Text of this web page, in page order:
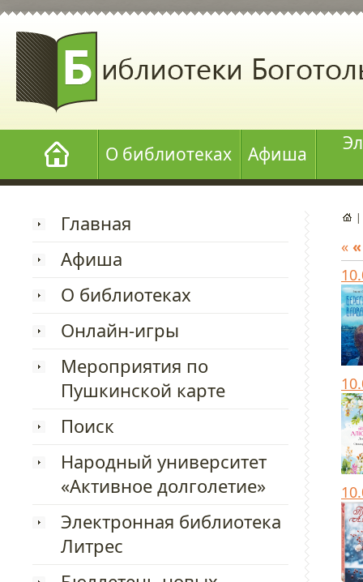
О библиотеках Афиша
Главная
Афиша
О библиотеках
Онлайн-игры
Мероприятия по
Пушкинской карте
Поиск
Народный университет
«Активное долголетие»
Электронная библиотека
Литрес
|
«